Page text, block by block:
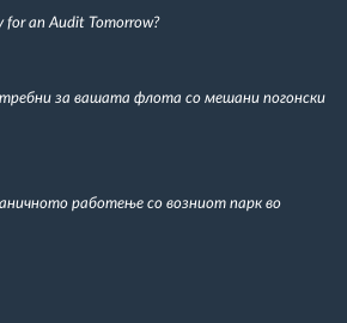
for an Audit Tomorrow?
за вашата флота со мешани погонски
работење со возниот парк во